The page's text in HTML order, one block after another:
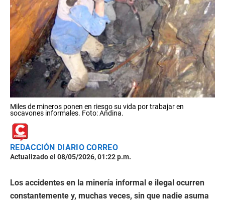
Miles de mineros ponen en riesgo su vida por trabajar en
socavones informales. Foto: Andina.
REDACCIÓN DIARIO CORREO
Actualizado el 08/05/2026, 01:22 p.m.
Los accidentes en la minería informal e ilegal ocurren
constantemente y, muchas veces, sin que nadie asuma